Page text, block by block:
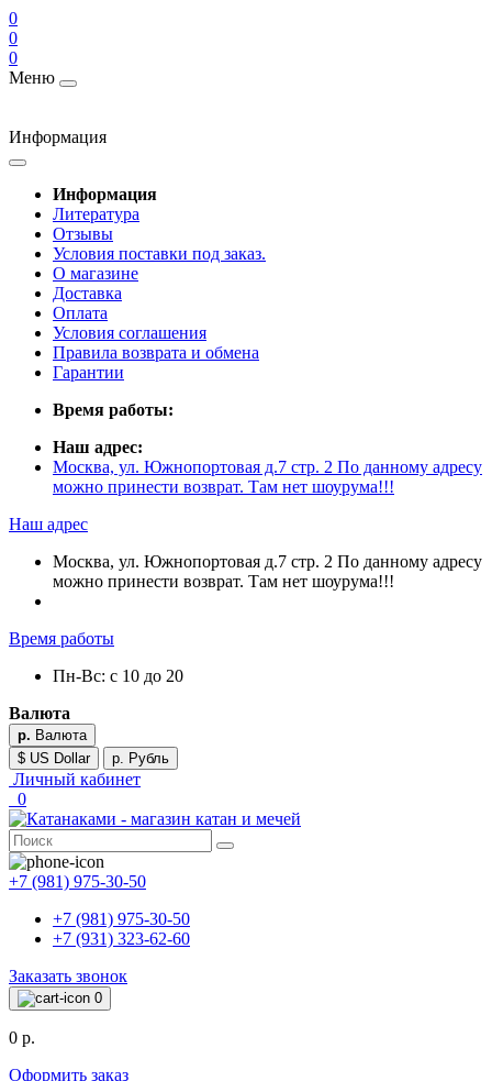
0
0
0
Меню
Информация
Информация
Литература
Отзывы
Условия поставки под заказ.
О магазине
Доставка
Оплата
Условия соглашения
Правила возврата и обмена
Гарантии
Время работы:
Наш адрес:
Москва, ул. Южнопортовая д.7 стр. 2 По данному адресу
можно принести возврат. Там нет шоурума!!!
Наш адрес
Москва, ул. Южнопортовая д.7 стр. 2 По данному адресу
можно принести возврат. Там нет шоурума!!!
Время работы
Пн-Вс: с 10 до 20
Валюта
р. Валюта
$ US Dollar
р. Рубль
Личный кабинет
0
+7 (981) 975-30-50
+7 (981) 975-30-50
+7 (931) 323-62-60
Заказать звонок
0
0 р.
Оформить заказ